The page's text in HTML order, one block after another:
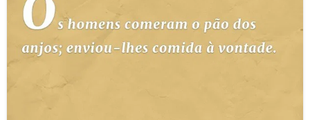
ESTUDOS BÍBLICOS
ESBOÇOS DE PREGAÇÃO